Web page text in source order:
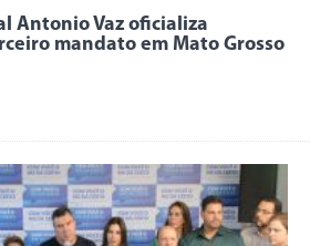
Antonio Vaz oficializa
mandato em Mato Grosso